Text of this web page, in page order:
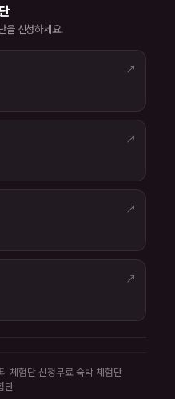
을 신청하세요.
↗
↗
↗
↗
체험단 신청무료 숙박 체험단
단